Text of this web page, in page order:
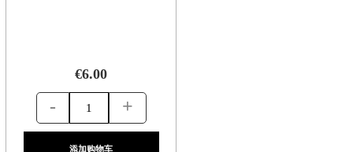
€6.00
- +
添加购物车